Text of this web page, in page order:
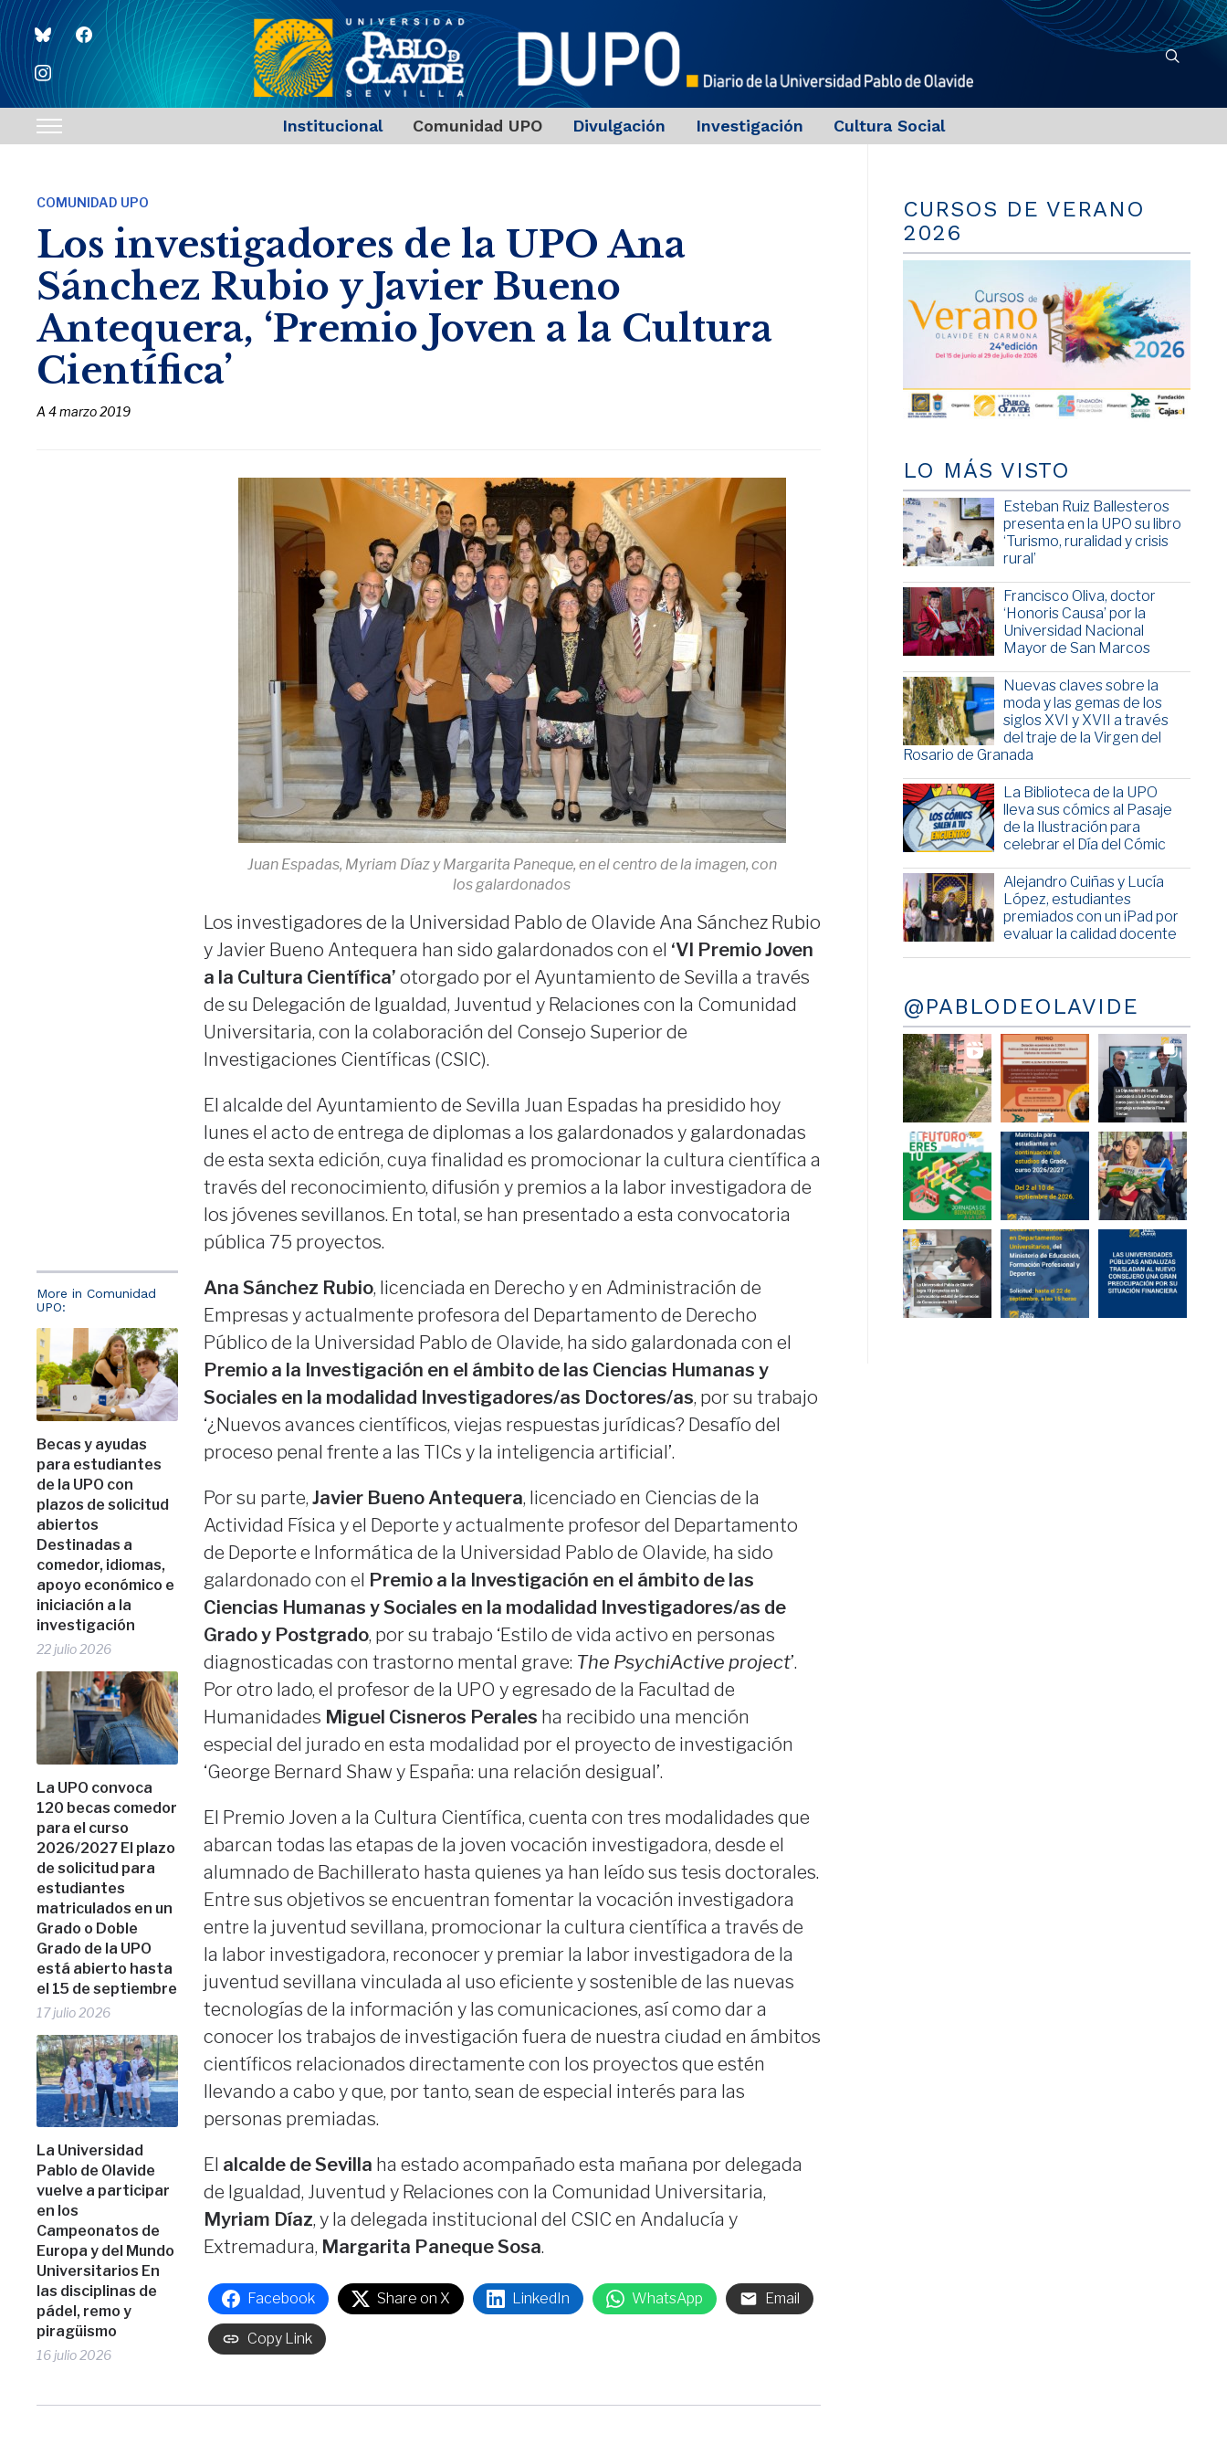
blueskyfacebook
instagram
Toggle
navigation
Institucional Comunidad UPO Divulgación Investigación Cultura Social
COMUNIDAD UPO
Los investigadores de la UPO Ana
Sánchez Rubio y Javier Bueno
Antequera, ‘Premio Joven a la Cultura
Científica’
A4 marzo 2019
More in Comunidad
UPO:
Becas y ayudas
para estudiantes
de la UPO con
plazos de solicitud
abiertos
Destinadas a
comedor, idiomas,
apoyo económico e
iniciación a la
investigación
22 julio 2026
La UPO convoca
120 becas comedor
para el curso
2026/2027 El plazo
de solicitud para
estudiantes
matriculados en un
Grado o Doble
Grado de la UPO
está abierto hasta
el 15 de septiembre
17 julio 2026
La Universidad
Pablo de Olavide
vuelve a participar
en los
Campeonatos de
Europa y del Mundo
Universitarios En
las disciplinas de
pádel, remo y
piragüismo
16 julio 2026
Juan Espadas, Myriam Díaz y Margarita Paneque, en el centro de la imagen, con
los galardonados
Los investigadores de la Universidad Pablo de Olavide Ana Sánchez Rubio
y Javier Bueno Antequera han sido galardonados con el ‘VI Premio Joven
a la Cultura Científica’ otorgado por el Ayuntamiento de Sevilla a través
de su Delegación de Igualdad, Juventud y Relaciones con la Comunidad
Universitaria, con la colaboración del Consejo Superior de
Investigaciones Científicas (CSIC).
El alcalde del Ayuntamiento de Sevilla Juan Espadas ha presidido hoy
lunes el acto de entrega de diplomas a los galardonados y galardonadas
de esta sexta edición, cuya finalidad es promocionar la cultura científica a
través del reconocimiento, difusión y premios a la labor investigadora de
los jóvenes sevillanos. En total, se han presentado a esta convocatoria
pública 75 proyectos.
Ana Sánchez Rubio, licenciada en Derecho y en Administración de
Empresas y actualmente profesora del Departamento de Derecho
Público de la Universidad Pablo de Olavide, ha sido galardonada con el
Premio a la Investigación en el ámbito de las Ciencias Humanas y
Sociales en la modalidad Investigadores/as Doctores/as, por su trabajo
‘¿Nuevos avances científicos, viejas respuestas jurídicas? Desafío del
proceso penal frente a las TICs y la inteligencia artificial’.
Por su parte, Javier Bueno Antequera, licenciado en Ciencias de la
Actividad Física y el Deporte y actualmente profesor del Departamento
de Deporte e Informática de la Universidad Pablo de Olavide, ha sido
galardonado con el Premio a la Investigación en el ámbito de las
Ciencias Humanas y Sociales en la modalidad Investigadores/as de
Grado y Postgrado, por su trabajo ‘Estilo de vida activo en personas
diagnosticadas con trastorno mental grave: The PsychiActive project’.
Por otro lado, el profesor de la UPO y egresado de la Facultad de
Humanidades Miguel Cisneros Perales ha recibido una mención
especial del jurado en esta modalidad por el proyecto de investigación
‘George Bernard Shaw y España: una relación desigual’.
El Premio Joven a la Cultura Científica, cuenta con tres modalidades que
abarcan todas las etapas de la joven vocación investigadora, desde el
alumnado de Bachillerato hasta quienes ya han leído sus tesis doctorales.
Entre sus objetivos se encuentran fomentar la vocación investigadora
entre la juventud sevillana, promocionar la cultura científica a través de
la labor investigadora, reconocer y premiar la labor investigadora de la
juventud sevillana vinculada al uso eficiente y sostenible de las nuevas
tecnologías de la información y las comunicaciones, así como dar a
conocer los trabajos de investigación fuera de nuestra ciudad en ámbitos
científicos relacionados directamente con los proyectos que estén
llevando a cabo y que, por tanto, sean de especial interés para las
personas premiadas.
El alcalde de Sevilla ha estado acompañado esta mañana por delegada
de Igualdad, Juventud y Relaciones con la Comunidad Universitaria,
Myriam Díaz, y la delegada institucional del CSIC en Andalucía y
Extremadura, Margarita Paneque Sosa.
Facebook Share on X LinkedIn WhatsApp Email
Copy Link
CURSOS DE VERANO
2026
LO MÁS VISTO
Esteban Ruiz Ballesteros
presenta en la UPO su libro
‘Turismo, ruralidad y crisis
rural’
Francisco Oliva, doctor
‘Honoris Causa’ por la
Universidad Nacional
Mayor de San Marcos
Nuevas claves sobre la
moda y las gemas de los
siglos XVI y XVII a través
del traje de la Virgen del
Rosario de Granada
La Biblioteca de la UPO
lleva sus cómics al Pasaje
de la Ilustración para
celebrar el Día del Cómic
Alejandro Cuiñas y Lucía
López, estudiantes
premiados con un iPad por
evaluar la calidad docente
@PABLODEOLAVIDE